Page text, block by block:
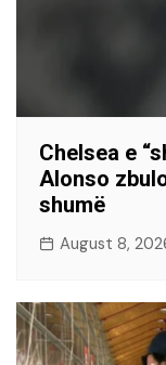
Chelsea e
Alonso
shumë
August 8,